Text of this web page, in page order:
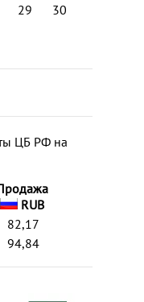
29
30
ЦБ РФ на
RUB
82,17
94,84